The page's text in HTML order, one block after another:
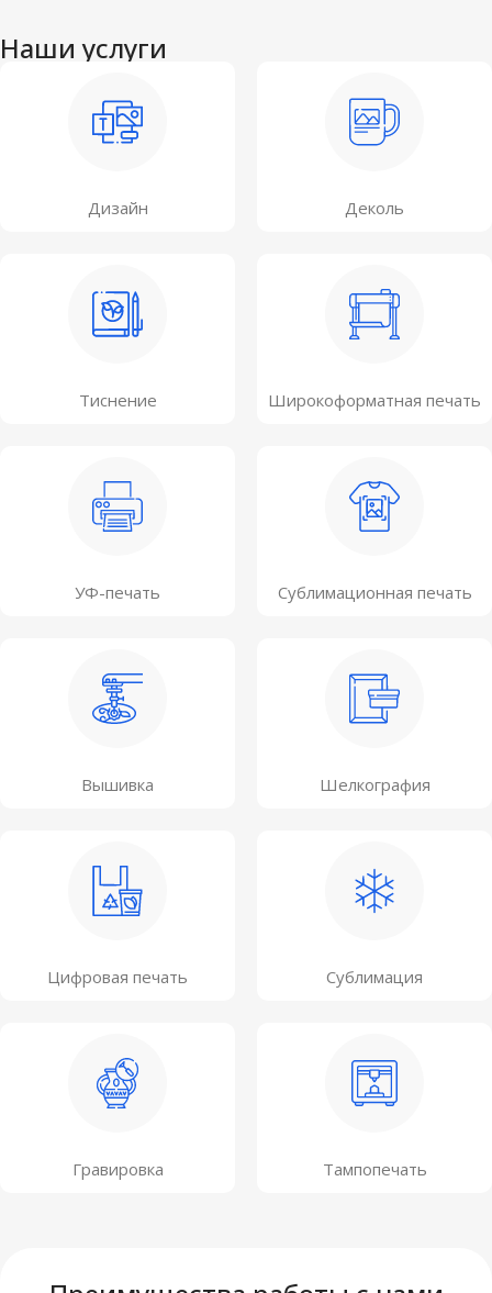
Наши услуги
Дизайн Деколь
Тиснение Широкоформатная печать
УФ-печать Сублимационная печать
Вышивка Шелкография
Цифровая печать Сублимация
Гравировка Тампопечать